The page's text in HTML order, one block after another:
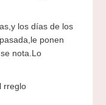
los días de los
ponen
nota.Lo
rreglo